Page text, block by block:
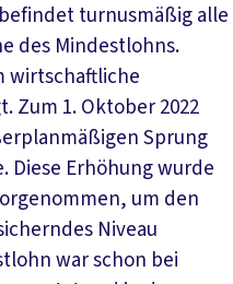
befindet turnusmäßig alle
des Mindestlohns.
wirtschaftliche
Zum 1. Oktober 2022
Sprung
Diese Erhöhung wurde
um den
Niveau
war schon bei